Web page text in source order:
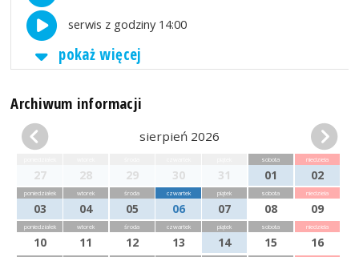
serwis z godziny 14:00
pokaż więcej
Archiwum informacji
sierpień 2026
27 28 29 30 31
sobota
01
niedziela
02
poniedziałek
03
wtorek
04
środa
05
czwartek
06
piątek
07
sobota
08
niedziela
09
poniedziałek
10
wtorek
11
środa
12
czwartek
13
piątek
14
sobota
15
niedziela
16